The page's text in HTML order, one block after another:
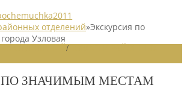
отделений»Экскурсия по
Узловая
/
ПО ЗНАЧИМЫМ МЕСТАМ